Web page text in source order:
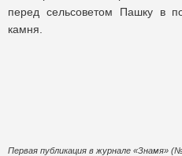
перед сельсоветом Пашку в
камня.
Первая публикация в журнале «Знамя» (№